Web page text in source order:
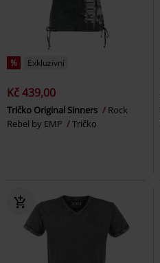
% Exkluzivní
Kč 439,00
Tričko Original Sinners
Rock
Rebel by EMP
Tričko